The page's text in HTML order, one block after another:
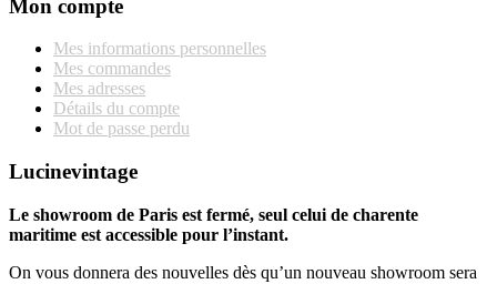
Mon compte
Mes informations personnelles
Mes commandes
Mes adresses
Détails du compte
Mot de passe perdu
Lucinevintage
Le showroom de Paris est fermé, seul celui de charente
maritime est accessible pour l’instant.
On vous donnera des nouvelles dès qu’un nouveau showroom sera